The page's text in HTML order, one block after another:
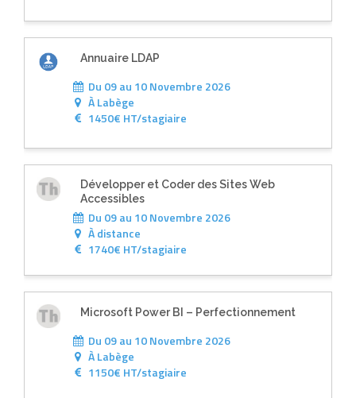
Annuaire LDAP
Du 09 au 10 Novembre 2026
ÀLabège
1450€ HT/stagiaire
Développer et Coder des Sites Web
Accessibles
Du 09 au 10 Novembre 2026
Àdistance
1740€ HT/stagiaire
Microsoft Power BI – Perfectionnement
Du 09 au 10 Novembre 2026
ÀLabège
1150€ HT/stagiaire